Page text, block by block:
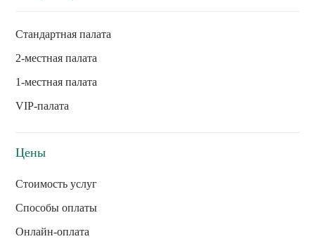
Стандартная палата
2-местная палата
1-местная палата
VIP-палата
Цены
Стоимость услуг
Способы оплаты
Онлайн-оплата